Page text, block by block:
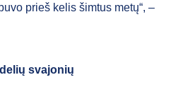
prieš kelis šimtus metų“, –
svajonių